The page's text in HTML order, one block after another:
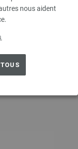
nous aident